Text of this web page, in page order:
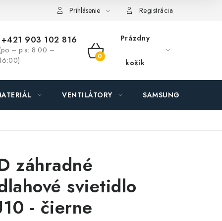
- MEGALED & JANTON Zákamenné Zľavy pre profíkov
Prihlásenie Registrácia
903 102 816
– pia: 8:00 –
NÁKUPNÝ
KOŠÍK
Prázdny
košík
VENTILÁTORY SAMSUNG SVIETIDLÁ
záhradné
svietidlo
- čierne